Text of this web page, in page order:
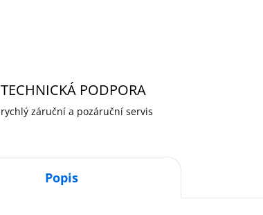
TECHNICKÁ PODPORA
rychlý záruční a pozáruční servis
Popis